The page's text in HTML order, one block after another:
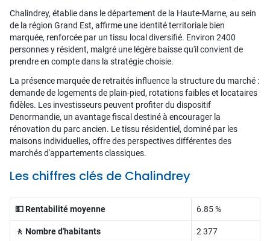
Chalindrey, établie dans le département de la Haute-Marne, au sein
de la région Grand Est, affirme une identité territoriale bien
marquée, renforcée par un tissu local diversifié. Environ 2400
personnes y résident, malgré une légère baisse qu'il convient de
prendre en compte dans la stratégie choisie.
La présence marquée de retraités influence la structure du marché :
demande de logements de plain-pied, rotations faibles et locataires
fidèles. Les investisseurs peuvent profiter du dispositif
Denormandie, un avantage fiscal destiné à encourager la
rénovation du parc ancien. Le tissu résidentiel, dominé par les
maisons individuelles, offre des perspectives différentes des
marchés d'appartements classiques.
Les chiffres clés de Chalindrey
💵 Rentabilité moyenne 6.85 %
🚶 Nombre d'habitants 2 377